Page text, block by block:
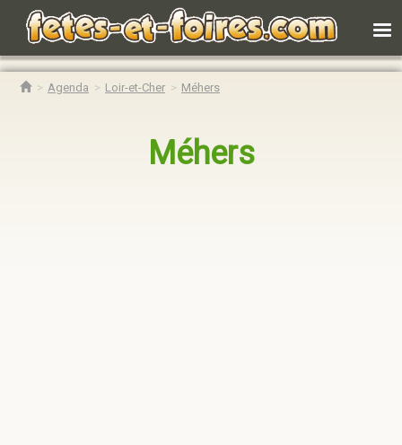
Agenda Loir-et-Cher Méhers
Méhers